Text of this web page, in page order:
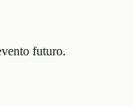
futuro.